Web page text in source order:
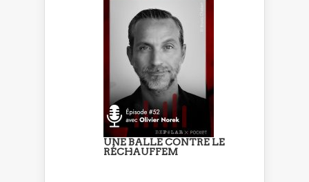
UNE BALLE CONTRE LE
RÉCHAUFFEM